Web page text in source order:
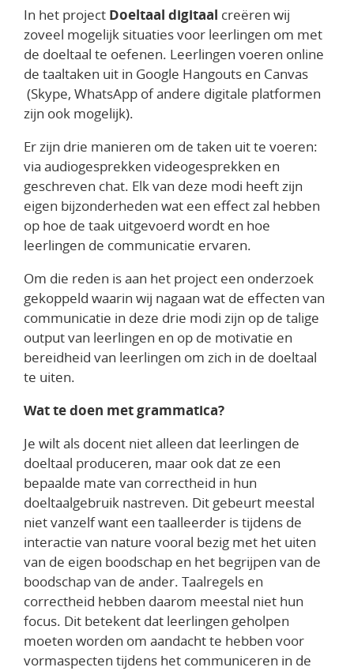
In het project Doeltaal digitaal creëren wij
zoveel mogelijk situaties voor leerlingen om met
de doeltaal te oefenen. Leerlingen voeren online
de taaltaken uit in Google Hangouts en Canvas
(Skype, WhatsApp of andere digitale platformen
zijn ook mogelijk).
Er zijn drie manieren om de taken uit te voeren:
via audiogesprekken videogesprekken en
geschreven chat. Elk van deze modi heeft zijn
eigen bijzonderheden wat een effect zal hebben
op hoe de taak uitgevoerd wordt en hoe
leerlingen de communicatie ervaren.
Om die reden is aan het project een onderzoek
gekoppeld waarin wij nagaan wat de effecten van
communicatie in deze drie modi zijn op de talige
output van leerlingen en op de motivatie en
bereidheid van leerlingen om zich in de doeltaal
te uiten.
Wat te doen met grammatica?
Je wilt als docent niet alleen dat leerlingen de
doeltaal produceren, maar ook dat ze een
bepaalde mate van correctheid in hun
doeltaalgebruik nastreven. Dit gebeurt meestal
niet vanzelf want een taalleerder is tijdens de
interactie van nature vooral bezig met het uiten
van de eigen boodschap en het begrijpen van de
boodschap van de ander. Taalregels en
correctheid hebben daarom meestal niet hun
focus. Dit betekent dat leerlingen geholpen
moeten worden om aandacht te hebben voor
vormaspecten tijdens het communiceren in de